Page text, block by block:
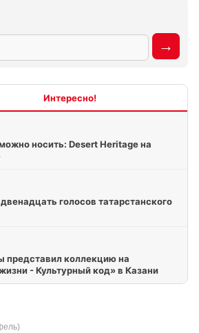
носить: Desert Heritage на
голосов татарстанского
представил коллекцию на
- Культурный код» в Казани